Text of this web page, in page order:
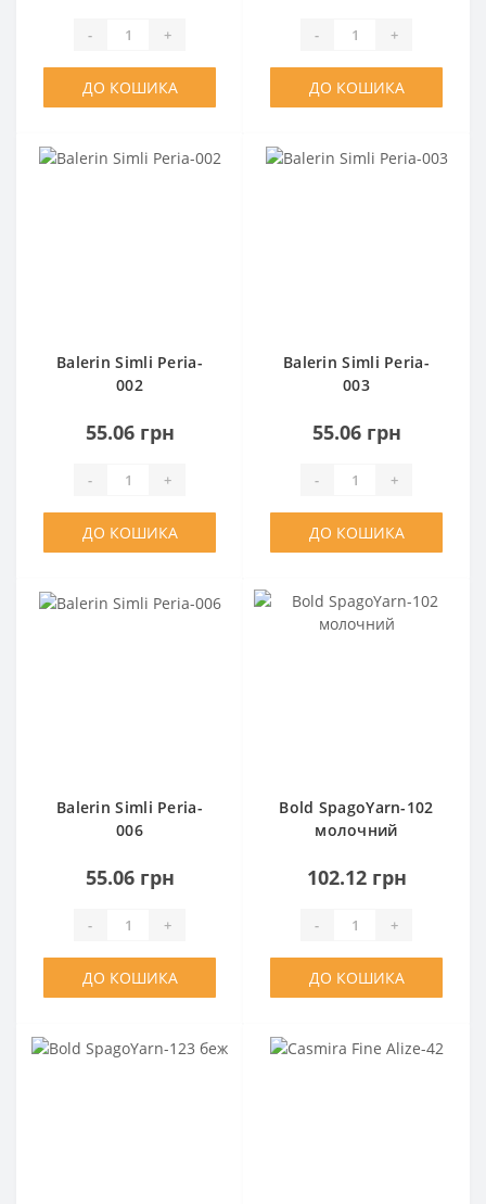
- +
ДО КОШИКА
- +
ДО КОШИКА
Balerin Simli Peria-
002
55.06 грн
- +
ДО КОШИКА
Balerin Simli Peria-
003
55.06 грн
- +
ДО КОШИКА
Balerin Simli Peria-
006
55.06 грн
- +
ДО КОШИКА
Bold SpagoYarn-102
молочний
102.12 грн
- +
ДО КОШИКА